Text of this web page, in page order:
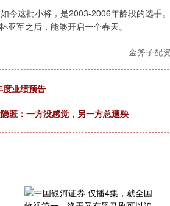
今这批小将，是2003-2006年龄段的选手
亚军之后，能够开启一个春天。
金斧子配
业绩预告
匿：一方没感觉，另一方总遭殃